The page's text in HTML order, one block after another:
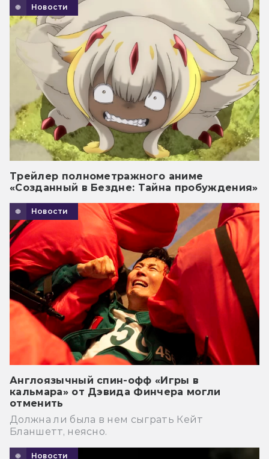
Новости
Трейлер полнометражного аниме
«Созданный в Бездне: Тайна пробуждения»
Новости
Англоязычный спин-офф «Игры в
кальмара» от Дэвида Финчера могли
отменить
Должна ли была в нем сыграть Кейт
Бланшетт, неясно.
Новости